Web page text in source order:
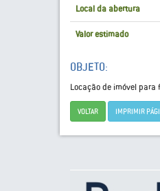
Local da abertura
Valor estimado
OBJETO:
Locação de imóvel
VOLTAR IMPRIMIR